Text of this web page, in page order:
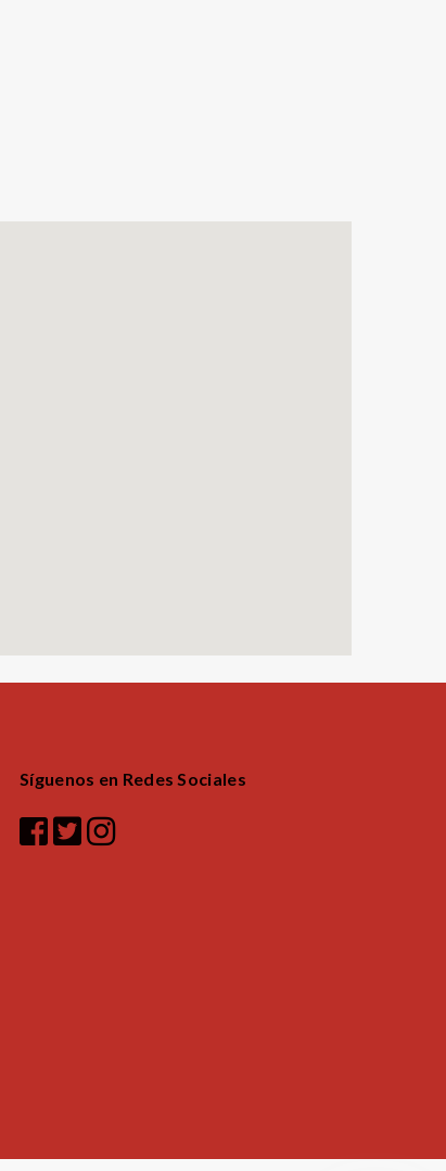
Síguenos en Redes Sociales